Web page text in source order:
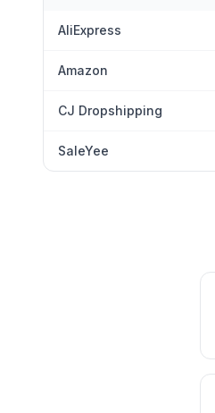
AliExpress
Amazon
CJ Dropshipping
SaleYee